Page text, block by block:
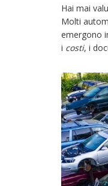
Hai mai
Molti
emergono
i costi, i